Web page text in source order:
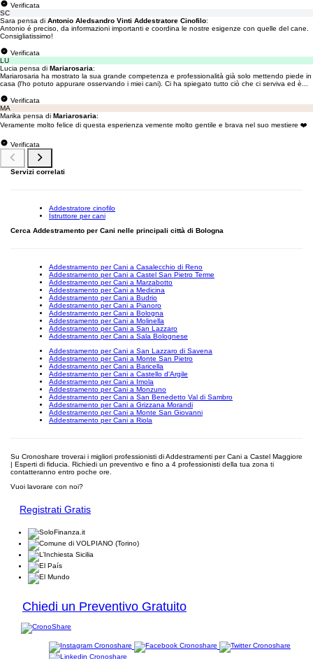
Verificata
SC
Sara pensa di Antonio Aledsandro Vinti Addestratore Cinofilo:
Antonio é preciso, da informazioni importanti e coordina le nostre esigenze con quelle del cane.
Consigliatissimo!
Verificata
LU
Lucia pensa di Mariarosaria:
Mariarosaria ha mostrato la sua grande competenza e professionalità già solo mettendo piede in
casa (l'ho potuto appurare osservando i miei cani). Ci ha spiegato tutto ciò che ci serviva ed è...
Verificata
MA
Marika pensa di Mariarosaria:
Veramente molto felice di questa esperienza vemente molto gentile e brava nel suo mestiere ❤️
Verificata
Servizi correlati
Addestratore cinofilo
Istruttore per cani
Cerca Addestramento per Cani nelle principali città di Bologna
Addestramento per Cani a Casalecchio di Reno
Addestramento per Cani a Castel San Pietro Terme
Addestramento per Cani a Marzabotto
Addestramento per Cani a Medicina
Addestramento per Cani a Budrio
Addestramento per Cani a Pianoro
Addestramento per Cani a Bologna
Addestramento per Cani a Molinella
Addestramento per Cani a San Lazzaro
Addestramento per Cani a Sala Bolognese
Addestramento per Cani a San Lazzaro di Savena
Addestramento per Cani a Monte San Pietro
Addestramento per Cani a Baricella
Addestramento per Cani a Castello d'Argile
Addestramento per Cani a Imola
Addestramento per Cani a Monzuno
Addestramento per Cani a San Benedetto Val di Sambro
Addestramento per Cani a Grizzana Morandi
Addestramento per Cani a Monte San Giovanni
Addestramento per Cani a Riola
Su Cronoshare troverai i migliori professionisti di Addestramenti per Cani a Castel Maggiore
| Esperti di fiducia. Richiedi un preventivo e fino a 4 professionisti della tua zona ti
contatteranno entro poche ore.
Vuoi lavorare con noi?
Registrati Gratis
Chiedi un Preventivo Gratuito